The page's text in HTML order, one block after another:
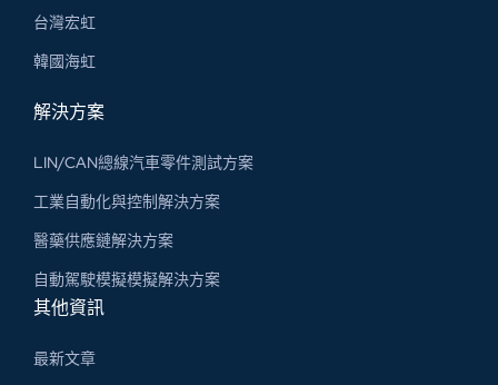
台灣宏虹
韓國海虹
解決方案
LIN/CAN總線汽車零件測試方案
工業自動化與控制解決方案
醫藥供應鏈解決方案
自動駕駛模擬模擬解決方案
其他資訊
最新文章